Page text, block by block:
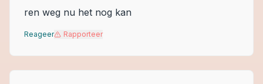
ren weg nu het nog kan
Reageer Rapporteer